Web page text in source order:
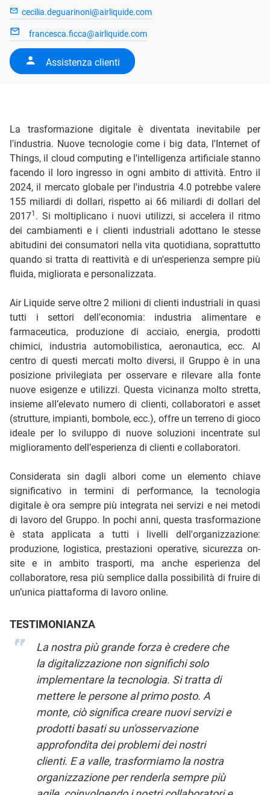
cecilia.deguarinoni@airliquide.com
francesca.ficca@airliquide.com
Assistenza clienti
La trasformazione digitale è diventata inevitabile per
l'industria. Nuove tecnologie come i big data, l'Internet of
Things, il cloud computing e l'intelligenza artificiale stanno
facendo il loro ingresso in ogni ambito di attività. Entro il
2024, il mercato globale per l'industria 4.0 potrebbe valere
155 miliardi di dollari, rispetto ai 66 miliardi di dollari del
20171 . Si moltiplicano i nuovi utilizzi, si accelera il ritmo
dei cambiamenti e i clienti industriali adottano le stesse
abitudini dei consumatori nella vita quotidiana, soprattutto
quando si tratta di reattività e di un'esperienza sempre più
fluida, migliorata e personalizzata.
Air Liquide serve oltre 2 milioni di clienti industriali in quasi
tutti i settori dell'economia: industria alimentare e
farmaceutica, produzione di acciaio, energia, prodotti
chimici, industria automobilistica, aeronautica, ecc. Al
centro di questi mercati molto diversi, il Gruppo è in una
posizione privilegiata per osservare e rilevare alla fonte
nuove esigenze e utilizzi. Questa vicinanza molto stretta,
insieme all’elevato numero di clienti, collaboratori e asset
(strutture, impianti, bombole, ecc.), offre un terreno di gioco
ideale per lo sviluppo di nuove soluzioni incentrate sul
miglioramento dell’esperienza di clienti e collaboratori.
Considerata sin dagli albori come un elemento chiave
significativo in termini di performance, la tecnologia
digitale è ora sempre più integrata nei servizi e nei metodi
di lavoro del Gruppo. In pochi anni, questa trasformazione
è stata applicata a tutti i livelli dell'organizzazione:
produzione, logistica, prestazioni operative, sicurezza on-
site e in ambito trasporti, ma anche esperienza del
collaboratore, resa più semplice dalla possibilità di fruire di
un’unica piattaforma di lavoro online.
TESTIMONIANZA
La nostra più grande forza è credere che
la digitalizzazione non significhi solo
implementare la tecnologia. Si tratta di
mettere le persone al primo posto. A
monte, ciò significa creare nuovi servizi e
prodotti basati su un'osservazione
approfondita dei problemi dei nostri
clienti. E a valle, trasformiamo la nostra
organizzazione per renderla sempre più